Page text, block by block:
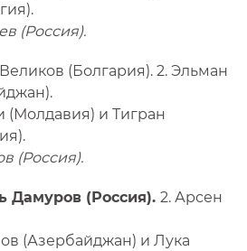
(Россия).
(Болгария). 2. Эльман
и Тигран
(Россия).
Дамуров (Россия). 2. Арсен
(Азербайджан) и Лука